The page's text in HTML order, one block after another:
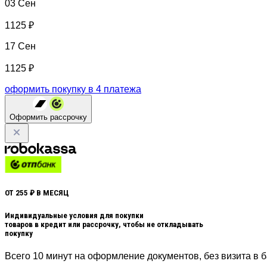
03 Сен
1125 ₽
17 Сен
1125 ₽
оформить покупку в 4 платежа
Оформить рассрочку
ОТ 255 ₽ В МЕСЯЦ
Индивидуальные условия для покупки
товаров в кредит или рассрочку, чтобы не откладывать
покупку
Всего 10 минут на оформление документов, без визита в